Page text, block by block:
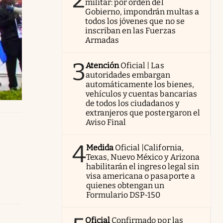
militar: por orden del
Gobierno, impondrán multas a
todos los jóvenes que no se
inscriban en las Fuerzas
Armadas
3AtenciónOficial | Las
autoridades embargan
automáticamente los bienes,
vehículos y cuentas bancarias
de todos los ciudadanos y
extranjeros que postergaron el
Aviso Final
4Medida Oficial |California,
Texas, Nuevo México y Arizona
habilitarán el ingreso legal sin
visa americana o pasaporte a
quienes obtengan un
Formulario DSP-150
Oficial Confirmado por las